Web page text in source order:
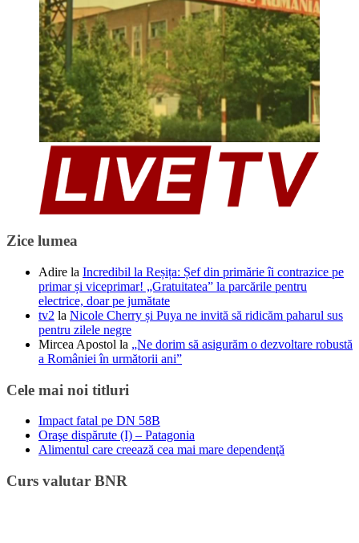
Zice lumea
Adire la Incredibil la Reșița: Șef din primărie îi contrazice pe
primar și viceprimar! „Gratuitatea” la parcările pentru
electrice, doar pe jumătate
tv2 la Nicole Cherry și Puya ne invită să ridicăm paharul sus
pentru zilele negre
Mircea Apostol la „Ne dorim să asigurăm o dezvoltare robustă
a României în următorii ani”
Cele mai noi titluri
Impact fatal pe DN 58B
Oraşe dispărute (I) – Patagonia
Alimentul care creează cea mai mare dependenţă
Curs valutar BNR